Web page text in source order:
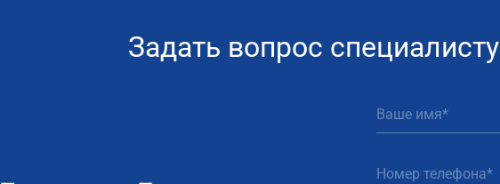
Задать вопрос специалисту